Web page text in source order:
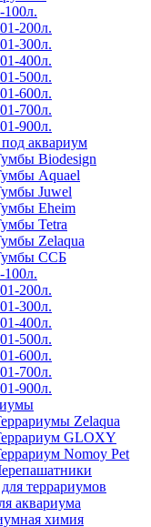
100л.
200л.
300л.
400л.
500л.
600л.
700л.
900л.
аквариум
Biodesign
Aquael
Juwel
Eheim
Tetra
Zelaqua
ССБ
100л.
200л.
300л.
400л.
500л.
600л.
700л.
900л.
Zelaqua
GLOXY
Nomoy Pet
террариумов
аквариума
химия